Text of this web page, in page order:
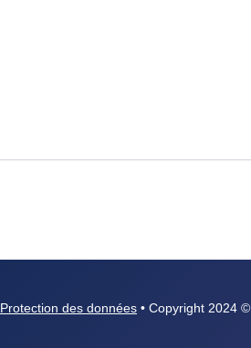
Protection des données • Copyright 2024 ©